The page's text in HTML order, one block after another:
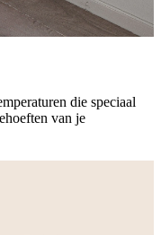
die speciaal
van je